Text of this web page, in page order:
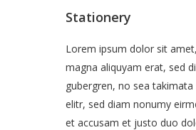
Stationery
Lorem ipsum dolor sit
magna aliquyam erat, sed
gubergren, no sea
elitr, sed diam nonumy
et accusam et justo duo